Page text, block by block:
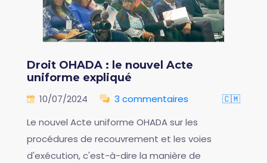
Droit OHADA : le nouvel Acte
uniforme expliqué
10/07/2024 3 commentaires
🇨🇲
Le nouvel Acte uniforme OHADA sur les
procédures de recouvrement et les voies
d'exécution, c'est-à-dire la manière de